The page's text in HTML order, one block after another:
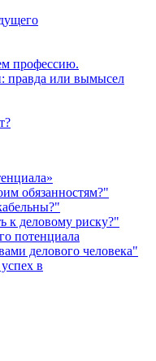
профессию.
правда или вымысел
обязанностям?"
к деловому риску?"
потенциала
делового человека"
в